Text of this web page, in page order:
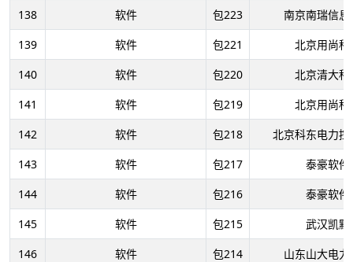
138
软件 包223
南京南瑞信
139
软件 包221
北京用尚
140
软件 包220
北京清大
141
软件 包219
北京用尚
142
软件 包218
北京科东电力
143
软件 包217
泰豪软
144
软件 包216
泰豪软
145
软件 包215
武汉凯
146
软件 包214
山东山大电